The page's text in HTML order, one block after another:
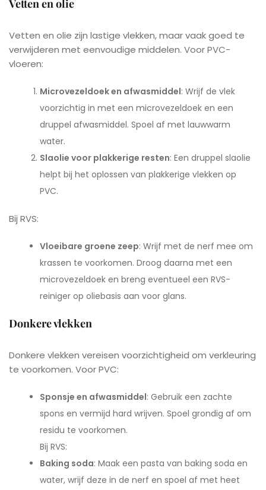
Vetten en olie
Vetten en olie zijn lastige vlekken, maar vaak goed te
verwijderen met eenvoudige middelen. Voor PVC-
vloeren:
Microvezeldoek en afwasmiddel: Wrijf de vlek
voorzichtig in met een microvezeldoek en een
druppel afwasmiddel. Spoel af met lauwwarm
water.
Slaolie voor plakkerige resten: Een druppel slaolie
helpt bij het oplossen van plakkerige vlekken op
PVC.
Bij RVS:
Vloeibare groene zeep: Wrijf met de nerf mee om
krassen te voorkomen. Droog daarna met een
microvezeldoek en breng eventueel een RVS-
reiniger op oliebasis aan voor glans.
Donkere vlekken
Donkere vlekken vereisen voorzichtigheid om verkleuring
te voorkomen. Voor PVC:
Sponsje en afwasmiddel: Gebruik een zachte
spons en vermijd hard wrijven. Spoel grondig af om
residu te voorkomen.
Bij RVS:
Baking soda: Maak een pasta van baking soda en
water, wrijf deze in de nerf en spoel af met heet